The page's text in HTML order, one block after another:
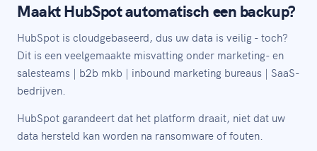
Maakt HubSpot automatisch een backup?
HubSpot is cloudgebaseerd, dus uw data is veilig - toch?
Dit is een veelgemaakte misvatting onder marketing- en
salesteams | b2b mkb | inbound marketing bureaus | SaaS-
bedrijven.
HubSpot garandeert dat het platform draait, niet dat uw
data hersteld kan worden na ransomware of fouten.